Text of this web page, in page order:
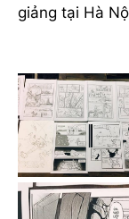
giảng tại Hà